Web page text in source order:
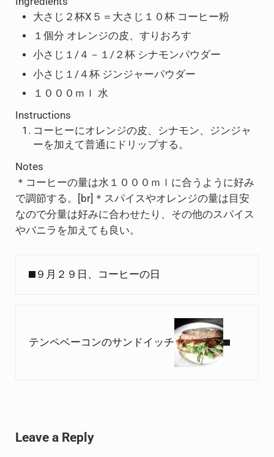
大さじ２杯X５＝大さじ１０杯 コーヒー粉
１個分 オレンジの皮、すりおろす
小さじ１/４－１/２杯 シナモンパウダー
小さじ１/４杯 ジンジャーパウダー
１０００ｍｌ 水
Instructions
コーヒーにオレンジの皮、シナモン、ジンジャ
ーを加えて普通にドリップする。
Notes
＊コーヒーの量は水１０００ｍｌに合うように好み
で調節する。[br]＊スパイスやオレンジの量は目安
なので分量は好みに合わせたり、その他のスパイス
やバニラを加えても良い。
９月２９日、コーヒーの日
テンペベーコンのサンドイッチ
Leave a Reply